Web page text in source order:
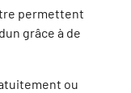
permettent
grâce à de
ou